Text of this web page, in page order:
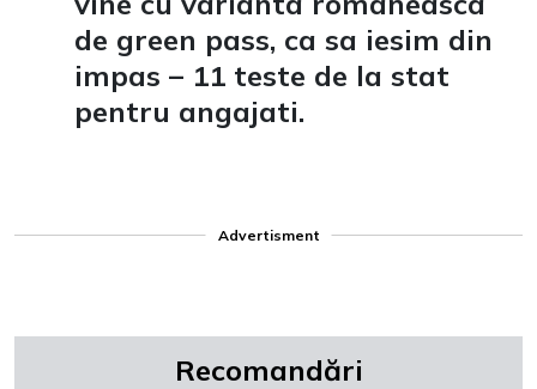
de green pass, ca sa iesim din
impas – 11 teste de la stat
pentru angajati.
Advertisment
Recomandări